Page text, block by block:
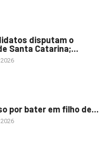
disputam o
Santa Catarina;...
por bater em filho de...